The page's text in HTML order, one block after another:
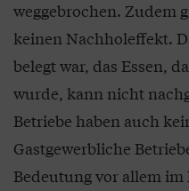
weggebrochen. Zudem
keinen Nachholeffekt.
belegt war, das Essen,
wurde, kann nicht
Betriebe haben auch
Gastgewerbliche
Bedeutung vor allem